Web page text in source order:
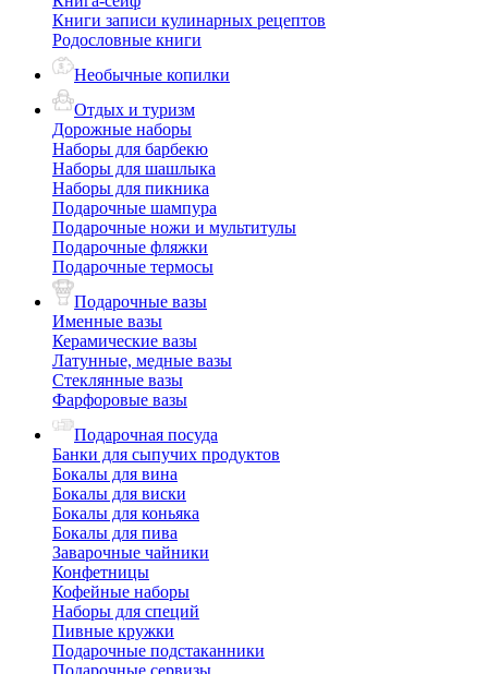
Книги записи кулинарных рецептов
Родословные книги
Необычные копилки
Отдых и туризм
Дорожные наборы
Наборы для барбекю
Наборы для шашлыка
Наборы для пикника
Подарочные шампура
Подарочные ножи и мультитулы
Подарочные фляжки
Подарочные термосы
Подарочные вазы
Именные вазы
Керамические вазы
Латунные, медные вазы
Стеклянные вазы
Фарфоровые вазы
Подарочная посуда
Банки для сыпучих продуктов
Бокалы для вина
Бокалы для виски
Бокалы для коньяка
Бокалы для пива
Заварочные чайники
Конфетницы
Кофейные наборы
Наборы для специй
Пивные кружки
Подарочные подстаканники
Подарочные сервизы